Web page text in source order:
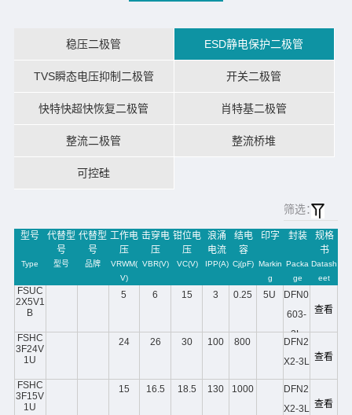
稳压二极管 ESD静电保护二极管
TVS瞬态电压抑制二极管 开关二极管
快特快超快恢复二极管 肖特基二极管
整流二极管 整流桥堆
可控硅
筛选：
型号
代替型
号
代替型
号
工作电
压
击穿电
压
钳位电
压
浪涌
电流
结电
容
印字 封装
规格
书
Type 型号 品牌
VRWM(
V)
VBR(V) VC(V) IPP(A) Cj(pF) Markin
g
Packa
ge
Datash
eet
FSUC
2X5V1
B
5 6 15 3 0.25 5U
DFN0
603-
2L
查看
FSHC
3F24V
1U
24 26 30 100 800
DFN2
X2-3L
查看
FSHC
3F15V
1U
15 16.5 18.5 130 1000
DFN2
X2-3L
查看